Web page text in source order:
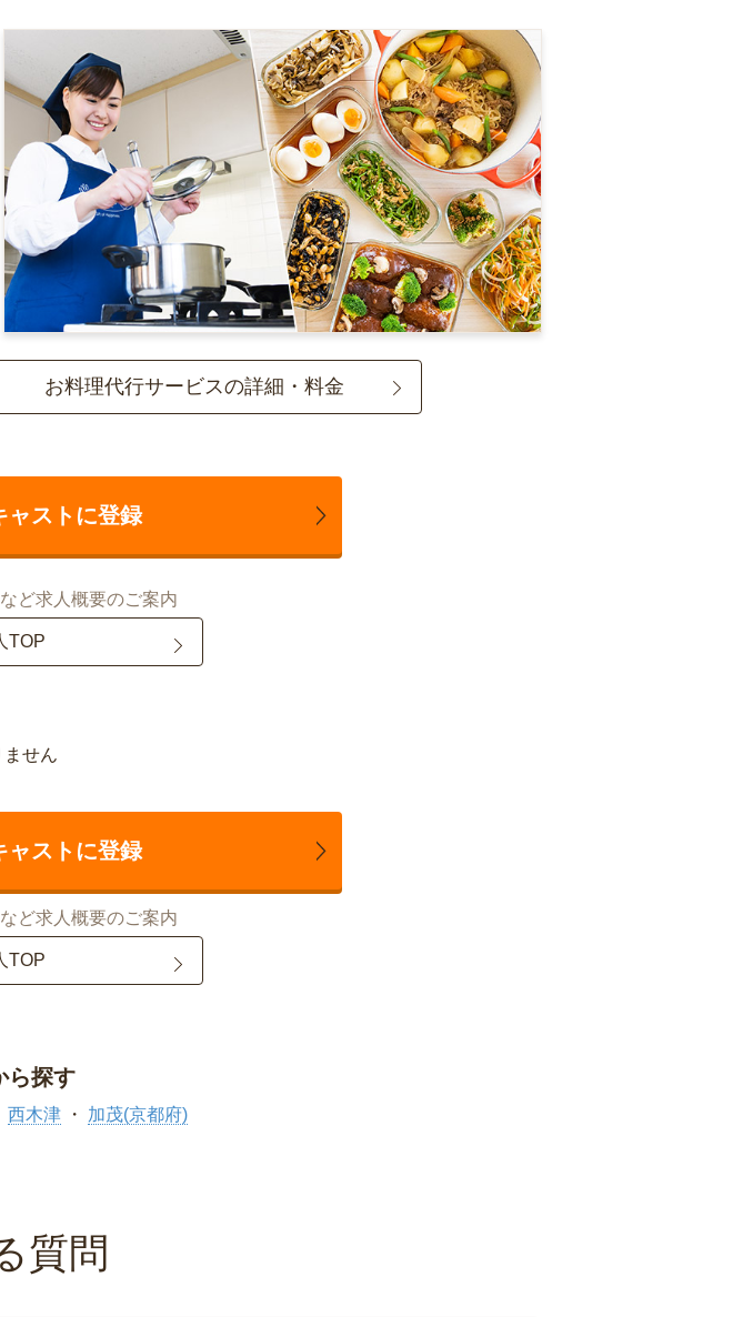
お料理代行サービスの詳細・料金
ャストに登録
ど求人概要のご案内
TOP
せん
ャストに登録
ど求人概要のご案内
TOP
ら探す
西木津 加茂(京都府)
質問